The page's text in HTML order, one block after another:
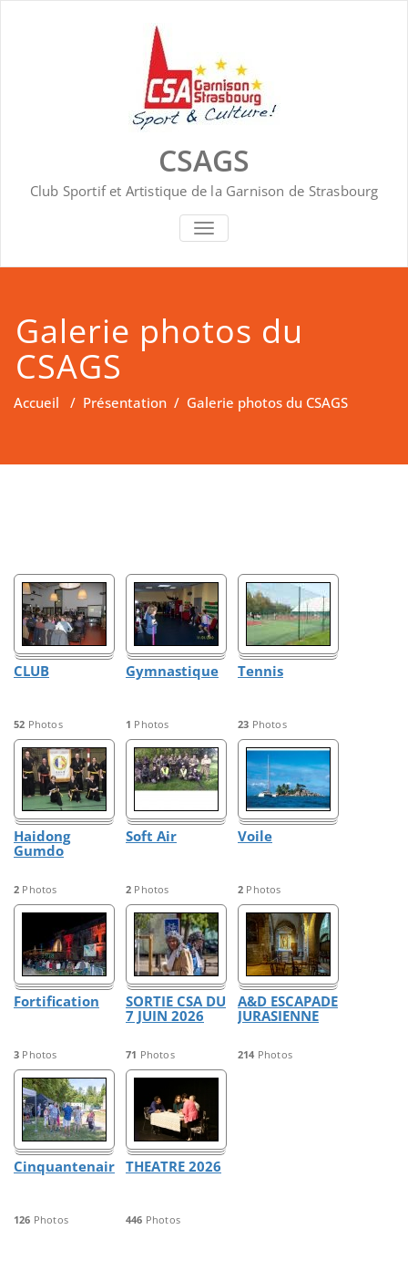
CSAGS
Club Sportif et Artistique de la Garnison de Strasbourg
AFFICHER/MASQUER LA
Galerie photos du
CSAGS
Accueil / Présentation / Galerie photos du CSAGS
CLUB
52 Photos
Gymnastique
1 Photos
Tennis
23 Photos
Haidong
Gumdo
2 Photos
Soft Air
2 Photos
Voile
2 Photos
Fortification
3 Photos
SORTIE CSA DU
7 JUIN 2026
71 Photos
A&D ESCAPADE
JURASIENNE
214 Photos
Cinquantenaire
126 Photos
THEATRE 2026
446 Photos